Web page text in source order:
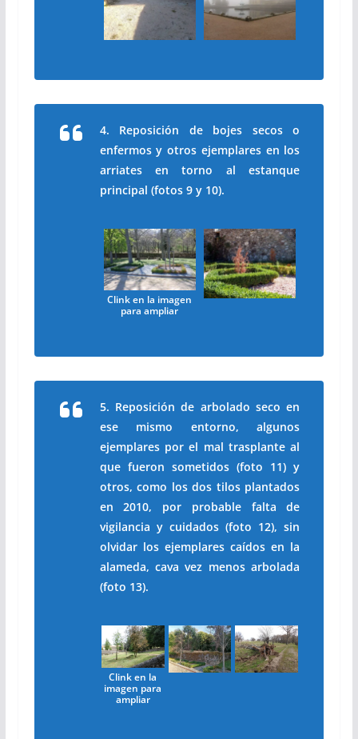
4. Reposición de bojes secos o
enfermos y otros ejemplares en los
arriates en torno al estanque
principal (fotos 9 y 10).
Clink en la imagen
para ampliar
5. Reposición de arbolado seco en
ese mismo entorno, algunos
ejemplares por el mal trasplante al
que fueron sometidos (foto 11) y
otros, como los dos tilos plantados
en 2010, por probable falta de
vigilancia y cuidados (foto 12), sin
olvidar los ejemplares caídos en la
alameda, cava vez menos arbolada
(foto 13).
Clink en la
imagen para
ampliar